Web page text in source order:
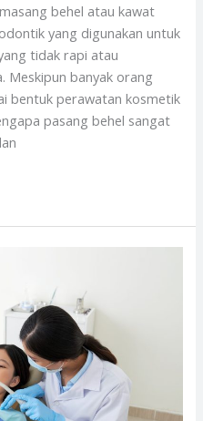
behel atau kawat
yang digunakan untuk
tidak rapi atau
Meskipun banyak orang
bentuk perawatan kosmetik
pasang behel sangat